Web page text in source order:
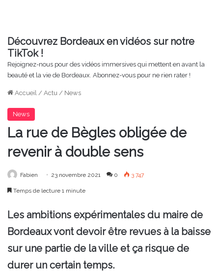
Découvrez Bordeaux en vidéos sur notre
TikTok !
Rejoignez-nous pour des vidéos immersives qui mettent en avant la
beauté et la vie de Bordeaux. Abonnez-vous pour ne rien rater !
Accueil / Actu / News
News
La rue de Bègles obligée de
revenir à double sens
Fabien 23 novembre 2021 0 3 747
Temps de lecture 1 minute
Les ambitions expérimentales du maire de
Bordeaux vont devoir être revues à la baisse
sur une partie de la ville et ça risque de
durer un certain temps.